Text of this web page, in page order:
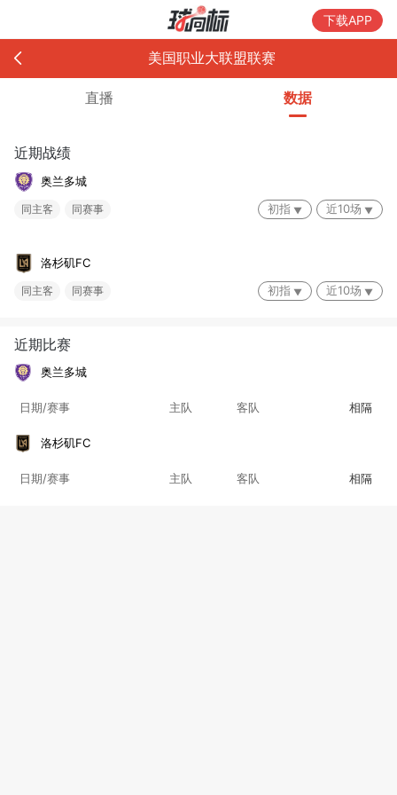
下载APP
美国职业大联盟联赛
直播 数据
近期战绩
奥兰多城
同主客 同赛事 初指 近10场
洛杉矶FC
同主客 同赛事 初指 近10场
近期比赛
奥兰多城
日期/赛事 主队 客队 相隔
洛杉矶FC
日期/赛事 主队 客队 相隔